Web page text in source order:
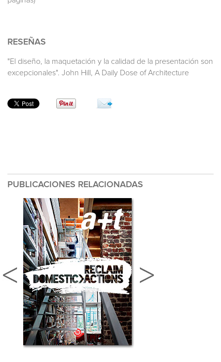
RESEÑAS
"El diseño, la maquetación y la calidad de la presentación son
excepcionales". John Hill, A Daily Dose of Architecture
PUBLICACIONES RELACIONADAS